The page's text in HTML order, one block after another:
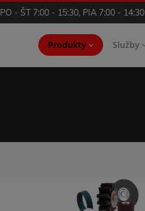
PO - ŠT 7:00 - 15:30, PIA 7:00 - 14:30
Produkty Služby